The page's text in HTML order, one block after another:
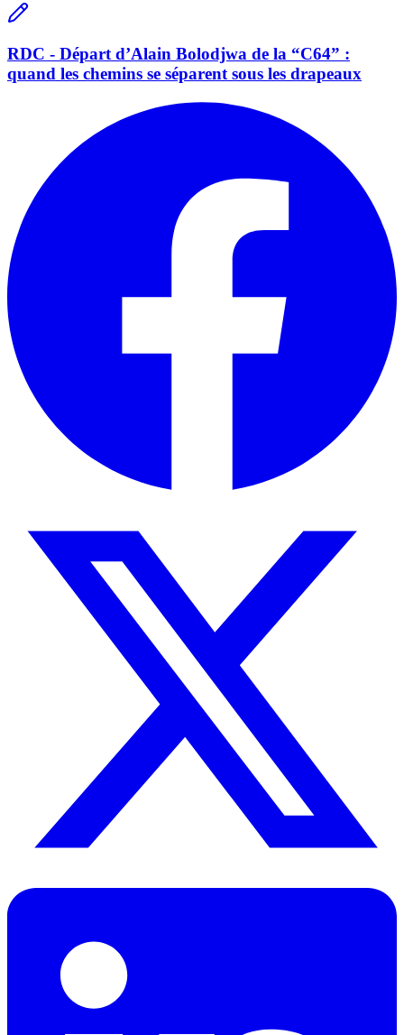
RDC - Départ d’Alain Bolodjwa de la “C64” :
quand les chemins se séparent sous les drapeaux